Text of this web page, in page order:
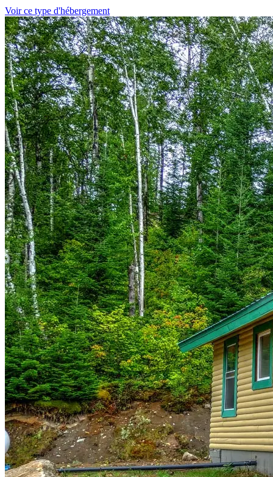
Voir ce type d'hébergement